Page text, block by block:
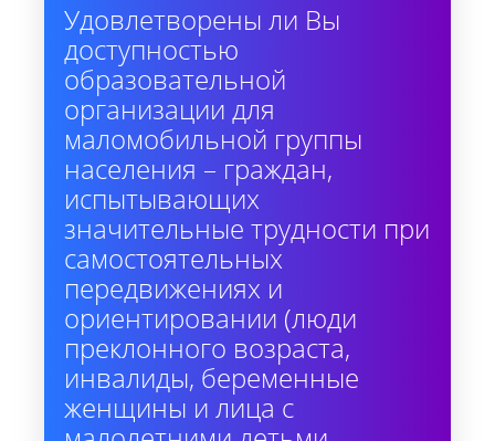
Удовлетворены ли Вы
доступностью
образовательной
организации для
маломобильной группы
населения – граждан,
испытывающих
значительные трудности при
самостоятельных
передвижениях и
ориентировании (люди
преклонного возраста,
инвалиды, беременные
женщины и лица с